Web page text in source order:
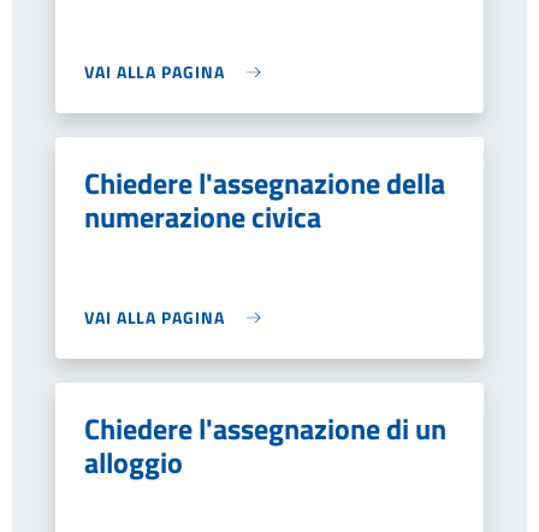
VAI ALLA PAGINA
Chiedere l'assegnazione della
numerazione civica
VAI ALLA PAGINA
Chiedere l'assegnazione di un
alloggio